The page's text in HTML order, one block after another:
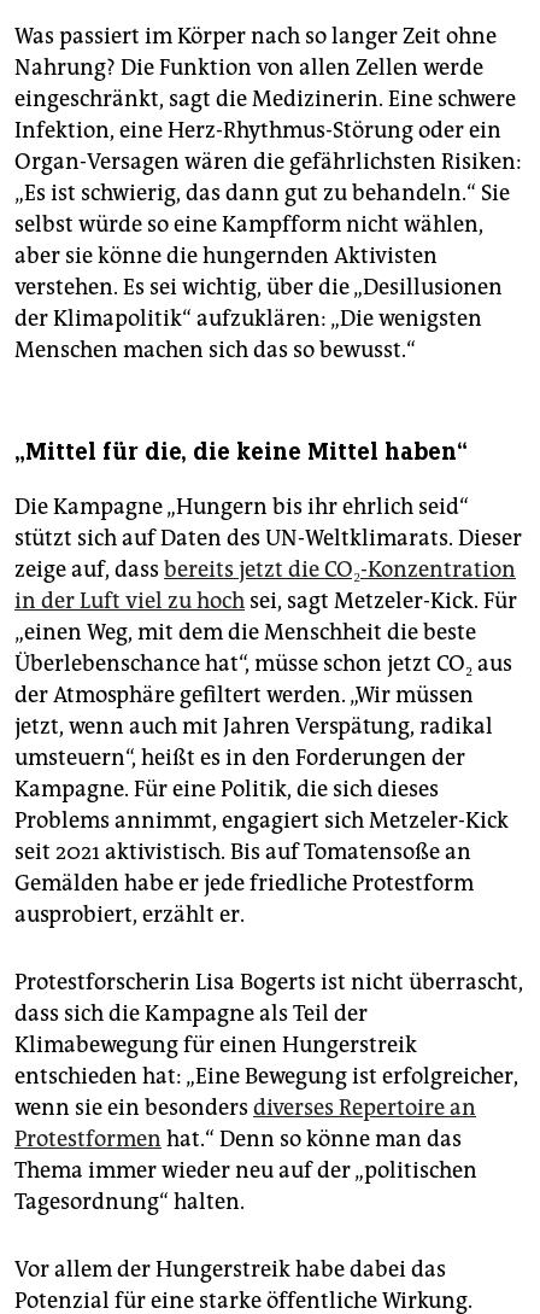
Was passiert im Körper nach so langer Zeit ohne
Nahrung? Die Funktion von allen Zellen werde
eingeschränkt, sagt die Medizinerin. Eine schwere
Infektion, eine Herz-Rhythmus-Störung oder ein
Organ-Versagen wären die gefährlichsten Risiken:
„Es ist schwierig, das dann gut zu behandeln.“ Sie
selbst würde so eine Kampfform nicht wählen,
aber sie könne die hungernden Aktivisten
verstehen. Es sei wichtig, über die „Desillusionen
der Klimapolitik“ aufzuklären: „Die wenigsten
Menschen machen sich das so bewusst.“
„Mittel für die, die keine Mittel haben“
Die Kampagne „Hungern bis ihr ehrlich seid“
stützt sich auf Daten des UN-Weltklimarats. Dieser
zeige auf, dass bereits jetzt die CO₂-Konzentration
in der Luft viel zu hoch sei, sagt Metzeler-Kick. Für
„einen Weg, mit dem die Menschheit die beste
Überlebenschance hat“, müsse schon jetzt CO₂ aus
der Atmosphäre gefiltert werden. „Wir müssen
jetzt, wenn auch mit Jahren Verspätung, radikal
umsteuern“, heißt es in den Forderungen der
Kampagne. Für eine Politik, die sich dieses
Problems annimmt, engagiert sich Metzeler-Kick
seit 2021 aktivistisch. Bis auf Tomatensoße an
Gemälden habe er jede friedliche Protestform
ausprobiert, erzählt er.
Protestforscherin Lisa Bogerts ist nicht überrascht,
dass sich die Kampagne als Teil der
Klimabewegung für einen Hungerstreik
entschieden hat: „Eine Bewegung ist erfolgreicher,
wenn sie ein besonders diverses Repertoire an
Protestformen hat.“ Denn so könne man das
Thema immer wieder neu auf der „politischen
Tagesordnung“ halten.
Vor allem der Hungerstreik habe dabei das
Potenzial für eine starke öffentliche Wirkung.